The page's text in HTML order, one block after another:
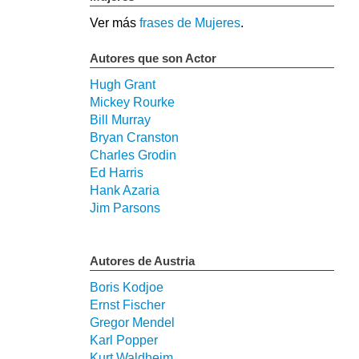
Ver más frases de Mujeres.
Autores que son Actor
Hugh Grant
Mickey Rourke
Bill Murray
Bryan Cranston
Charles Grodin
Ed Harris
Hank Azaria
Jim Parsons
Autores de Austria
Boris Kodjoe
Ernst Fischer
Gregor Mendel
Karl Popper